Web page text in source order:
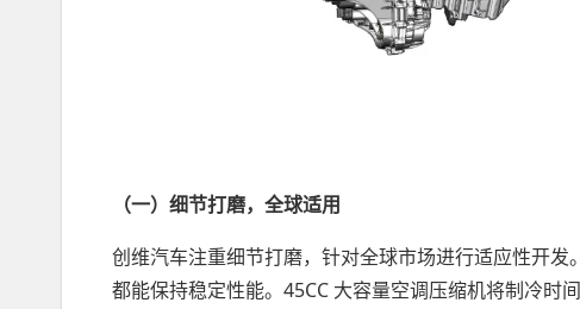
（一）细节打磨，全球适用
创维汽车注重细节打磨，针对全球市场进行适应性开
都能保持稳定性能。45CC 大容量空调压缩机将制冷时